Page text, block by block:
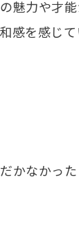
魅力や才
感を感じ
かなかった